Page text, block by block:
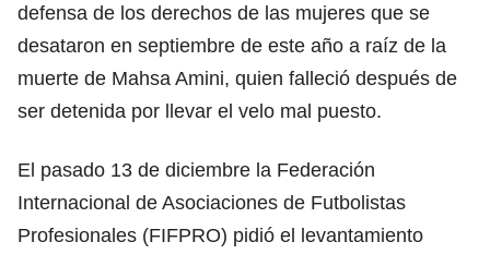
defensa de los derechos de las mujeres que se
desataron en septiembre de este año a raíz de la
muerte de Mahsa Amini, quien falleció después de
ser detenida por llevar el velo mal puesto.
El pasado 13 de diciembre la Federación
Internacional de Asociaciones de Futbolistas
Profesionales (FIFPRO) pidió el levantamiento